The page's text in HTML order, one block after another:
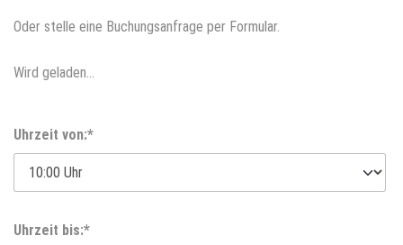
Oder stelle eine Buchungsanfrage per Formular.
Wird geladen...
Uhrzeit von:*
Uhrzeit bis:*